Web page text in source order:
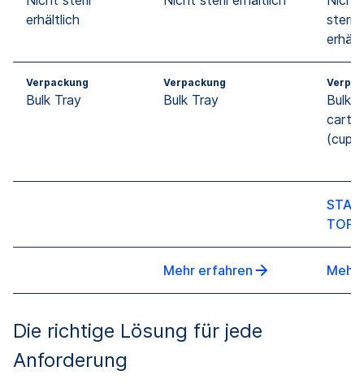
erhältlich
steril
Verpackung
Bulk Tray
Verpackung
Bulk Tray
Bulk
(cup
Mehr erfahren Mehr
Die richtige Lösung für jede
Anforderung